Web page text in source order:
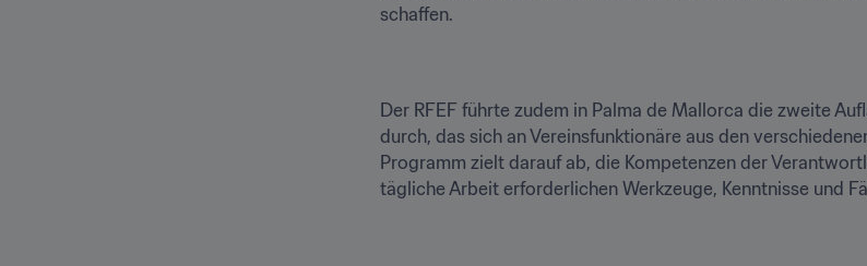
schaffen.
Der RFEF führte zudem in Palma de Mallorca die zweite
durch, das sich an Vereinsfunktionäre aus den
Programm zielt darauf ab, die Kompetenzen der
tägliche Arbeit erforderlichen Werkzeuge, Kenntnisse und